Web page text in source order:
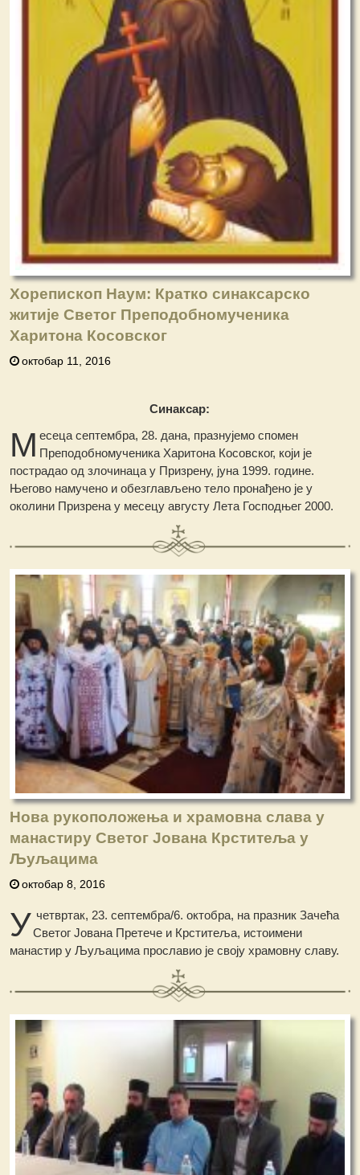
Хорепископ Наум: Кратко синаксарско
житије Светог Преподобномученика
Харитона Косовског
октобар 11, 2016
Синаксар:
М есеца септембра, 28. дана, празнујемо спомен
Преподобномученика Харитона Косовског, који је
пострадао од злочинаца у Призрену, јуна 1999. године.
Његово намучено и обезглављено тело пронађено је у
околини Призрена у месецу августу Лета Господњег 2000.
Нова рукоположења и храмовна слава у
манастиру Светог Јована Крститеља у
Љуљацима
октобар 8, 2016
У четвртак, 23. септембра/6. октобра, на празник Зачећа
Светог Јована Претече и Крститеља, истоимени
манастир у Љуљацима прославио је своју храмовну славу.